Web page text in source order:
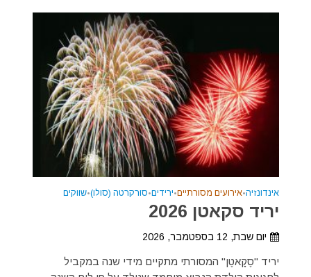
אינדונזיה•אירועים מסורתיים•ירידים•סורקרטה (סולו)•שווקים
יריד סקאטן 2026
יום שבת, 12 בספטמבר, 2026
יריד "סֶקָאטֶן" המסורתי מתקיים מידי שנה במקביל